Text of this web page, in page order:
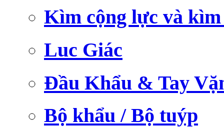
Kìm cộng lực và
Luc Giác
Đầu Khẩu & Tay
Bộ khẩu / Bộ tuýp